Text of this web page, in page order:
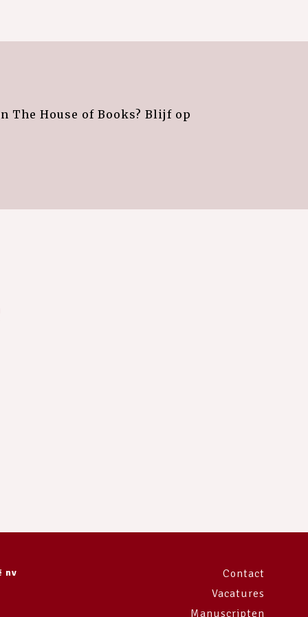
The House of Books? Blijf op
nv
Contact
Vacatures
Manuscripten